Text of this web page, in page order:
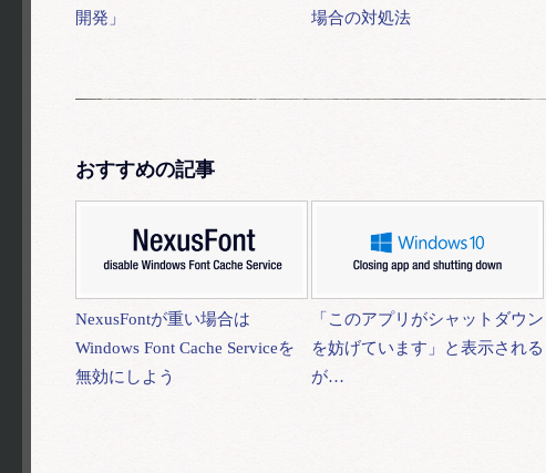
開発」
場合の対処法
おすすめの記事
NexusFontが重い場合は
Windows Font Cache Serviceを
無効にしよう
「このアプリがシャットダウン
を妨げています」と表示される
が…